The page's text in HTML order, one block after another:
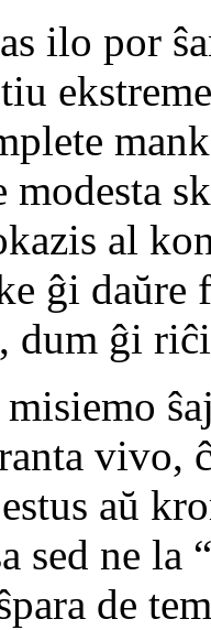
ilo por
modesta
al
ĝi daŭre
dum ĝi
aŭ
sed ne la
de